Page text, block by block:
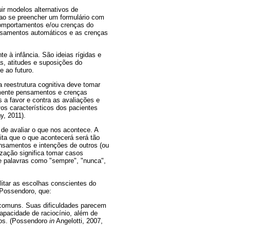
modelos alternativos de
se preencher um formulário com
e/ou crenças do
automáticos e as crenças
à infância. São ideias rígidas e
atitudes e suposições do
ao futuro.
cognitiva deve tomar
pensamentos e crenças
a favor e contra as avaliações e
característicos dos pacientes
2011).
avaliar o que nos acontece. A
que o que acontecerá será tão
e intenções de outros (ou
significa tomar casos
palavras como "sempre", "nunca",
as escolhas conscientes do
que:
Suas dificuldades parecem
de raciocínio, além de
(Possendoro in Angelotti, 2007,